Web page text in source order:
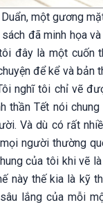
một gương
đã minh họa
đây là một cuốn
để kể và bản
nghĩ tôi chỉ vẽ
thần Tết nói
Và dù có rất
người thường
của tôi khi vẽ
này thế kia là kỹ
lắng của mỗi